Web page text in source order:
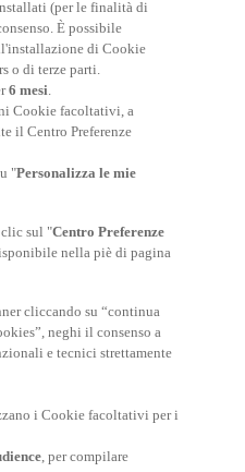
di viaggio|Vacanze in
Viaggio in Thailandia
la nostra guida di
Arabi Uniti
Organizzare un viaggio
line da casa|
per il 2021
8 idee per festeggiare il
alternative|Viaggi di
(per le finalità di
È possibile
di Cookie
o di terze parti.
6 mesi.
Cookie facoltativi, a
il Centro Preferenze
"Personalizza le mie
clic sul "Centro Preferenze
nella piè di pagina
cliccando su “continua
neghi il consenso a
e tecnici strettamente
i Cookie facoltativi per i
, per compilare